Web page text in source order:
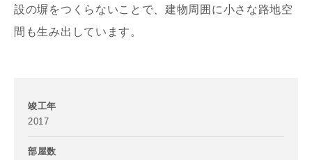
設の塀をつくらないことで、建物周囲に小さな路地空
間も生み出しています。
竣工年
2017
部屋数